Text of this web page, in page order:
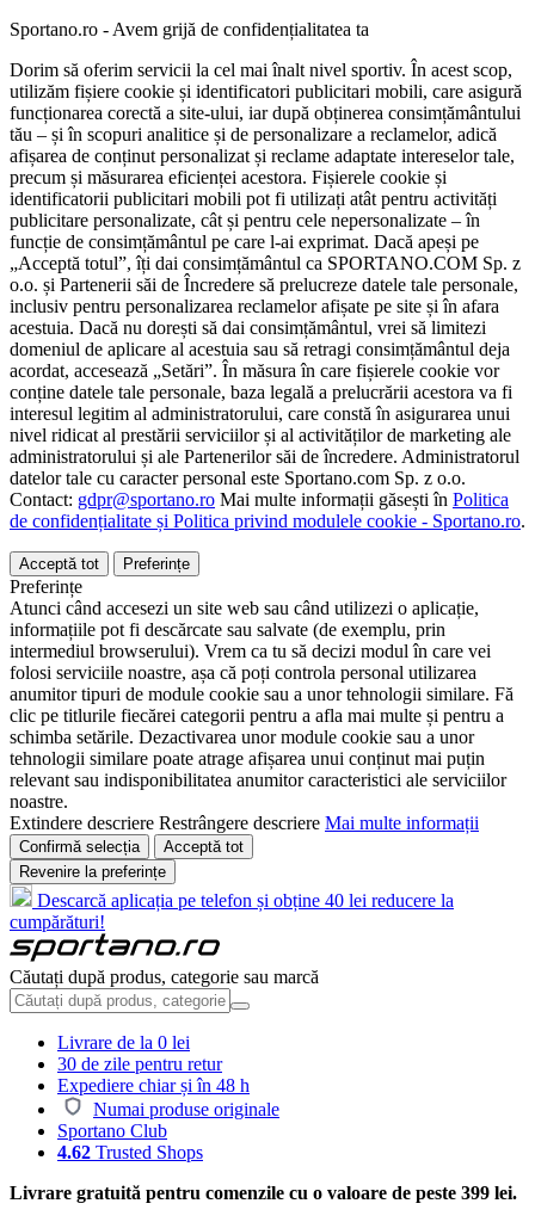
Sportano.ro - Avem grijă de confidențialitatea ta
Dorim să oferim servicii la cel mai înalt nivel sportiv. În acest scop,
utilizăm fișiere cookie și identificatori publicitari mobili, care asigură
funcționarea corectă a site-ului, iar după obținerea consimțământului
tău – și în scopuri analitice și de personalizare a reclamelor, adică
afișarea de conținut personalizat și reclame adaptate intereselor tale,
precum și măsurarea eficienței acestora. Fișierele cookie și
identificatorii publicitari mobili pot fi utilizați atât pentru activități
publicitare personalizate, cât și pentru cele nepersonalizate – în
funcție de consimțământul pe care l-ai exprimat. Dacă apeși pe
„Acceptă totul”, îți dai consimțământul ca SPORTANO.COM Sp. z
o.o. și Partenerii săi de Încredere să prelucreze datele tale personale,
inclusiv pentru personalizarea reclamelor afișate pe site și în afara
acestuia. Dacă nu dorești să dai consimțământul, vrei să limitezi
domeniul de aplicare al acestuia sau să retragi consimțământul deja
acordat, accesează „Setări”. În măsura în care fișierele cookie vor
conține datele tale personale, baza legală a prelucrării acestora va fi
interesul legitim al administratorului, care constă în asigurarea unui
nivel ridicat al prestării serviciilor și al activităților de marketing ale
administratorului și ale Partenerilor săi de încredere. Administratorul
datelor tale cu caracter personal este Sportano.com Sp. z o.o.
Contact: gdpr@sportano.ro Mai multe informații găsești în Politica
de confidențialitate și Politica privind modulele cookie - Sportano.ro.
Acceptă tot Preferințe
Preferințe
Atunci când accesezi un site web sau când utilizezi o aplicație,
informațiile pot fi descărcate sau salvate (de exemplu, prin
intermediul browserului). Vrem ca tu să decizi modul în care vei
folosi serviciile noastre, așa că poți controla personal utilizarea
anumitor tipuri de module cookie sau a unor tehnologii similare. Fă
clic pe titlurile fiecărei categorii pentru a afla mai multe și pentru a
schimba setările. Dezactivarea unor module cookie sau a unor
tehnologii similare poate atrage afișarea unui conținut mai puțin
relevant sau indisponibilitatea anumitor caracteristici ale serviciilor
noastre.
Extindere descriere Restrângere descriere Mai multe informații
Confirmă selecția
Acceptă tot
Revenire la preferințe
Descarcă aplicația pe telefon și obține 40 lei reducere la
cumpărături!
Căutați după produs, categorie sau marcă
Livrare de la 0 lei
30 de zile pentru retur
Expediere chiar și în 48 h
Numai produse originale
Sportano Club
4.62 Trusted Shops
Livrare gratuită pentru comenzile cu o valoare de peste 399 lei.